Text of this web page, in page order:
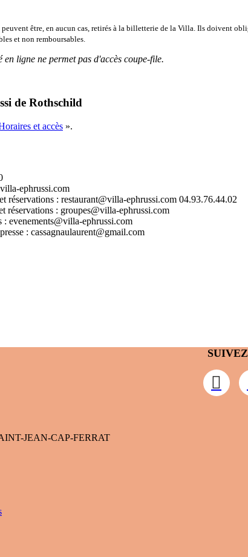
être, en aucun cas, retirés à la billetterie de la Villa. Ils doivent
et non remboursables.
ligne ne permet pas d'accès coupe-file.
de Rothschild
et accès ».
ephrussi.com
réservations : restaurant@villa-ephrussi.com 04.93.76.44.02
réservations : groupes@villa-ephrussi.com
: evenements@villa-ephrussi.com
: cassagnaulaurent@gmail.com
JEAN-CAP-FERRAT